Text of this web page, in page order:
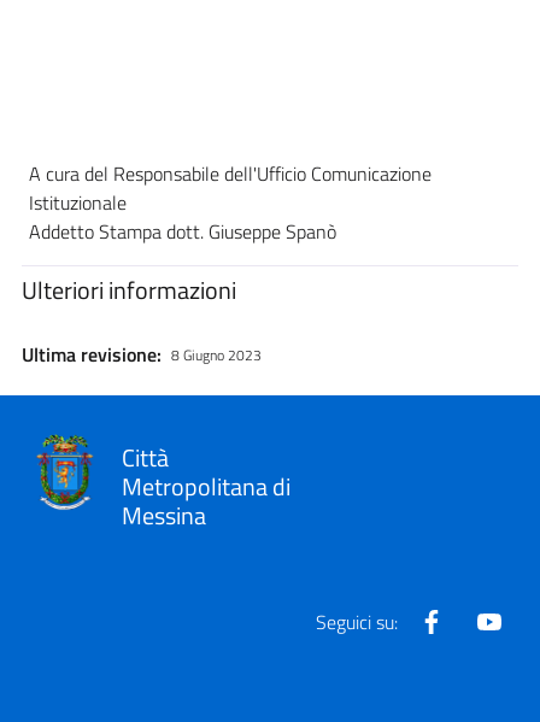
A cura del Responsabile dell'Ufficio Comunicazione
Istituzionale
Addetto Stampa dott. Giuseppe Spanò
Ulteriori informazioni
Ultima revisione: 8 Giugno 2023
Città
Metropolitana di
Messina
Seguici su: Facebook